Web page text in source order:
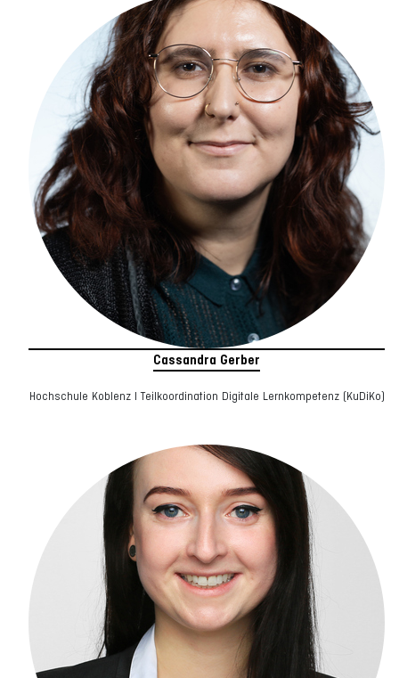
Cassandra Gerber
Hochschule Koblenz I Teilkoordination Digitale Lernkompetenz (KuDiKo)